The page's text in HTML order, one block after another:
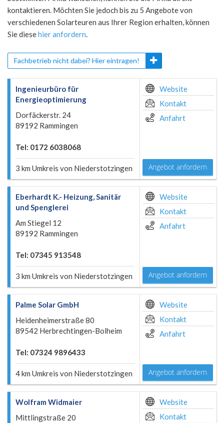
kontaktieren. Möchten Sie jedoch bis zu 5 Angebote von
verschiedenen Solarteuren aus Ihrer Region erhalten, können
Sie diesehier anfordern.
Fachbetrieb nicht dabei? Hier eintragen!
Ingenieurbüro für
Energieoptimierung
Dorfäckerstr. 24
89192 Rammingen
Tel: 0172 6038068
3 km Umkreis von Niederstotzingen
Website
Kontakt
Anfahrt
Angebot anfordern
Eberhardt K.- Heizung, Sanitär
und Spenglerei
Am Stiegel 12
89192 Rammingen
Tel: 07345 913548
3 km Umkreis von Niederstotzingen
Website
Kontakt
Anfahrt
Angebot anfordern
Palme Solar GmbH
Heidenheimerstraße 80
89542 Herbrechtingen-Bolheim
Tel: 07324 9896433
4 km Umkreis von Niederstotzingen
Website
Kontakt
Anfahrt
Angebot anfordern
Wolfram Widmaier
Mittlingstraße 20
Website
Kontakt